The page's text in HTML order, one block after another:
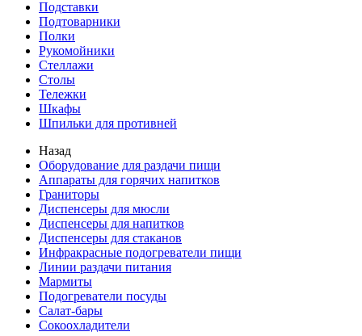
Подставки
Подтоварники
Полки
Рукомойники
Стеллажи
Столы
Тележки
Шкафы
Шпильки для противней
Назад
Оборудование для раздачи пищи
Аппараты для горячих напитков
Граниторы
Диспенсеры для мюсли
Диспенсеры для напитков
Диспенсеры для стаканов
Инфракрасные подогреватели пищи
Линии раздачи питания
Мармиты
Подогреватели посуды
Салат-бары
Сокоохладители